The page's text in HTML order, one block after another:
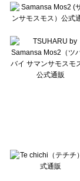
Te chichi（テチチ）の
Te chichi CLASSIC（テ
Lugnoncure（ルノンキ
BETTY'S BLUE（べテ
Wpc.（ワールドパーテ